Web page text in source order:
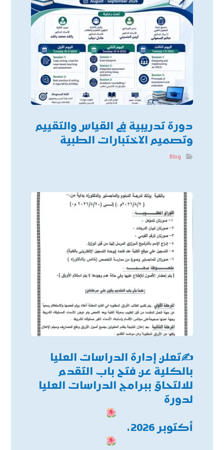
دورة تدريبية في القياس والتقييم
وتصميم الاختبارات الطبية
Blog
✍تعلن إدارة الدراسات العليا
بالكلية عن فتح باب التقدم
للالتحاق ببرامج الدراسات العليا
لدورة
أكتوبر 2026،